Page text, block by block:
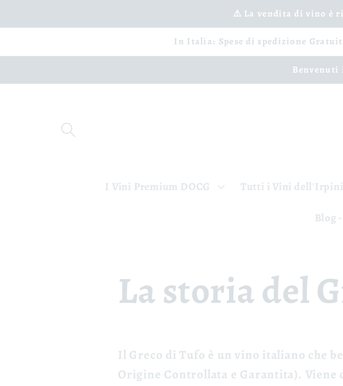
ai contenuti
⚠️ La vendita di vino è
In Italia: Spese di spedizione
I Vini Premium DOCG Tutti i Vini
Blog
La storia del
Il Greco di Tufo è un vino italiano che
Origine Controllata e Garantita). Viene